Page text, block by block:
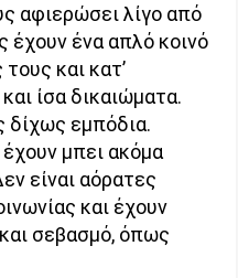
αφιερώσει λίγο από
έχουν ένα απλό κοινό
και κατ’
ίσα δικαιώματα.
δίχως εμπόδια.
μπει ακόμα
είναι αόρατες
και έχουν
σεβασμό, όπως